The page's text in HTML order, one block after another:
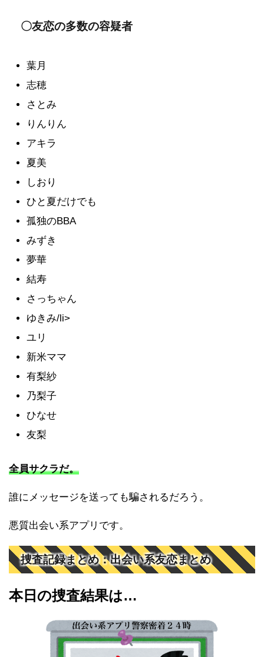
〇友恋の多数の容疑者
葉月
志穂
さとみ
りんりん
アキラ
夏美
しおり
ひと夏だけでも
孤独のBBA
みずき
夢華
結寿
さっちゃん
ゆきみ/li>
ユリ
新米ママ
有梨紗
乃梨子
ひなせ
友梨
全員サクラだ。
誰にメッセージを送っても騙されるだろう。
悪質出会い系アプリです。
捜査記録まとめ：出会い系友恋まとめ
本日の捜査結果は…